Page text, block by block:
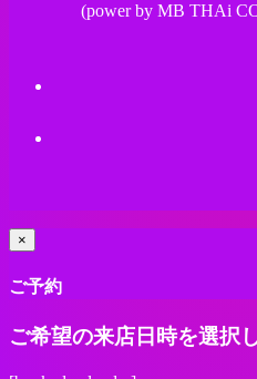
(power by MB THAi
×
ご予約
ご希望の来店日時を選択